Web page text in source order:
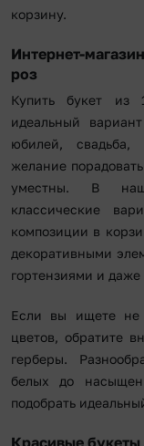
корзину.
Интернет-
роз
Купить букет из
идеальный
юбилей,
желание
уместны. В
классические
композиции в
декоративными
гортензиями и
Если вы ищете не
цветов, обратите
герберы.
белых до
подобрать